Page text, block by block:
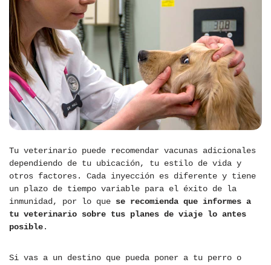
Tu veterinario puede recomendar vacunas adicionales
dependiendo de tu ubicación, tu estilo de vida y
otros factores. Cada inyección es diferente y tiene
un plazo de tiempo variable para el éxito de la
inmunidad, por lo que se recomienda que informes a
tu veterinario sobre tus planes de viaje lo antes
posible.
Si vas a un destino que pueda poner a tu perro o